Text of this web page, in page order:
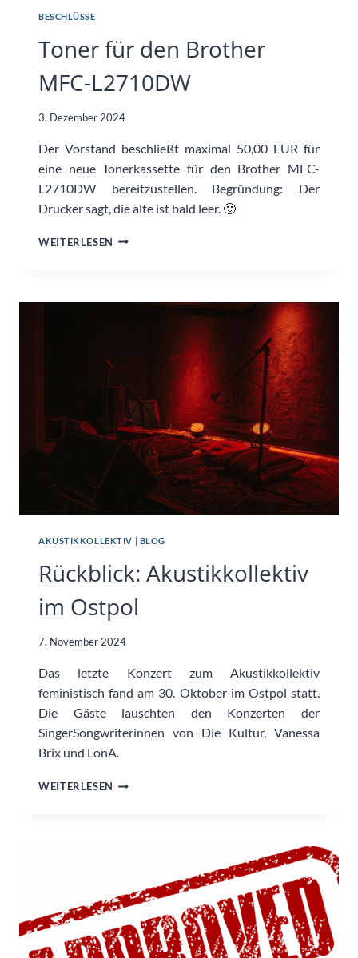
BESCHLÜSSE
Toner für den Brother
MFC-L2710DW
3. Dezember 2024
Der Vorstand beschließt maximal 50,00 EUR für
eine neue Tonerkassette für den Brother MFC-
L2710DW bereitzustellen. Begründung: Der
Drucker sagt, die alte ist bald leer. 🙂
WEITERLESEN TONER
MFC-
AKUSTIKKOLLEKTIV BLOG
Rückblick: Akustikkollektiv
im Ostpol
7. November 2024
Das letzte Konzert zum Akustikkollektiv
feministisch fand am 30. Oktober im Ostpol statt.
Die Gäste lauschten den Konzerten der
SingerSongwriterinnen von Die Kultur, Vanessa
Brix und LonA.
WEITERLESEN RÜCKBLICK: